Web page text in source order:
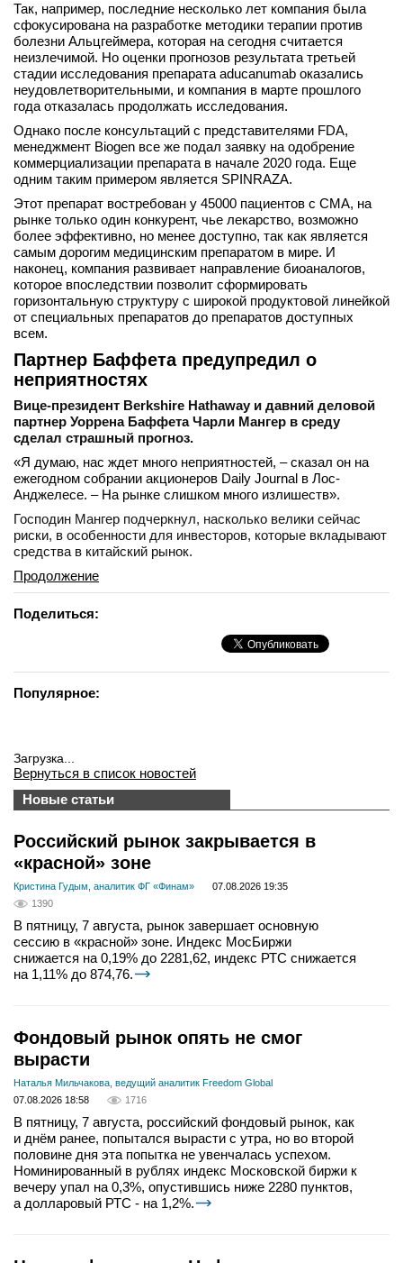
Так, например, последние несколько лет компания была
сфокусирована на разработке методики терапии против
болезни Альцгеймера, которая на сегодня считается
неизлечимой. Но оценки прогнозов результата третьей
стадии исследования препарата aducanumab оказались
неудовлетворительными, и компания в марте прошлого
года отказалась продолжать исследования.
Однако после консультаций с представителями FDA,
менеджмент Biogen все же подал заявку на одобрение
коммерциализации препарата в начале 2020 года. Еще
одним таким примером является SPINRAZA.
Этот препарат востребован у 45000 пациентов с СМА, на
рынке только один конкурент, чье лекарство, возможно
более эффективно, но менее доступно, так как является
самым дорогим медицинским препаратом в мире. И
наконец, компания развивает направление биоаналогов,
которое впоследствии позволит сформировать
горизонтальную структуру с широкой продуктовой линейкой
от специальных препаратов до препаратов доступных
всем.
Партнер Баффета предупредил о
неприятностях
Вице-президент Berkshire Hathaway и давний деловой
партнер Уоррена Баффета Чарли Мангер в среду
сделал страшный прогноз.
«Я думаю, нас ждет много неприятностей, – сказал он на
ежегодном собрании акционеров Daily Journal в Лос-
Анджелесе. – На рынке слишком много излишеств».
Господин Мангер подчеркнул, насколько велики сейчас
риски, в особенности для инвесторов, которые вкладывают
средства в китайский рынок.
Продолжение
Поделиться:
Популярное:
Загрузка...
Вернуться в список новостей
Новые статьи
Российский рынок закрывается в
«красной» зоне
Кристина Гудым, аналитик ФГ «Финам»
07.08.2026 19:35
1390
В пятницу, 7 августа, рынок завершает основную
сессию в «красной» зоне. Индекс МосБиржи
снижается на 0,19% до 2281,62, индекс РТС снижается
на 1,11% до 874,76.
Фондовый рынок опять не смог
вырасти
Наталья Мильчакова, ведущий аналитик Freedom Global
07.08.2026 18:58
1716
В пятницу, 7 августа, российский фондовый рынок, как
и днём ранее, попытался вырасти с утра, но во второй
половине дня эта попытка не увенчалась успехом.
Номинированный в рублях индекс Московской биржи к
вечеру упал на 0,3%, опустившись ниже 2280 пунктов,
а долларовый РТС - на 1,2%.